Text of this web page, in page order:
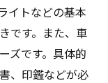
イトなどの基本
です。また、車
ズです。具体的
、印鑑などが必